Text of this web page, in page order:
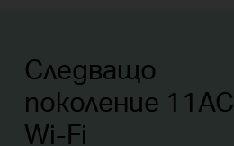
Следващо
поколение 11AC
Wi-Fi